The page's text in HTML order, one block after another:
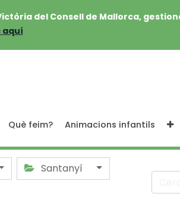
del Consell de Mallorca,
aquí
Què feim? Animacions infantils
Santanyí